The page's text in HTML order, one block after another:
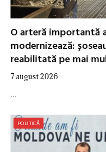
O arteră importantă
modernizează:
reabilitată pe mai
7 august 2026
…
POLITICĂ